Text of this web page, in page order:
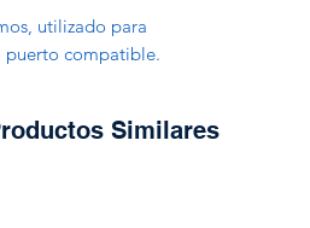
utilizado para
puerto compatible.
Todos los
peso y la
Similares